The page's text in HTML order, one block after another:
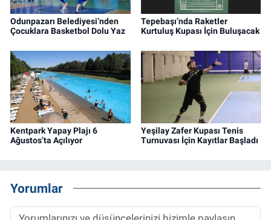
Odunpazarı Belediyesi’nden
Çocuklara Basketbol Dolu Yaz
Tepebaşı’nda Raketler
Kurtuluş Kupası İçin Buluşacak
Kentpark Yapay Plajı 6
Ağustos’ta Açılıyor
Yeşilay Zafer Kupası Tenis
Turnuvası İçin Kayıtlar Başladı
Yorumlar